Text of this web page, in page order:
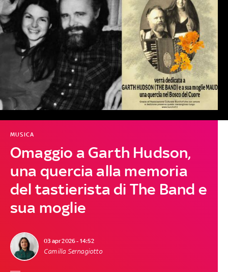
Omaggio a Garth Hudson,
una quercia alla memoria
del tastierista di The Band e
sua moglie
MUSICA
03 apr 2026 - 14:52
Camilla Sernagiotto